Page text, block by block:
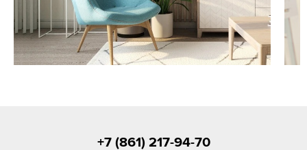
+7 (861) 217-94-70